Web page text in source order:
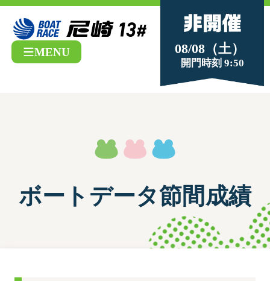
08/08（土）
開門時刻 9:50
MENU
ボートデータ節間成績